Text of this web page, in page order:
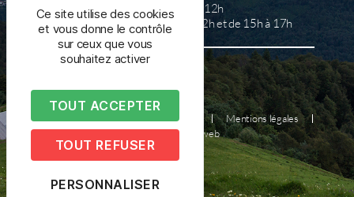
Lundi, mercredi et samedi de 8h à 12h
Mardi, jeudi et vendredi de 8h à 12h et de 15h à 17h
Nous contacter
Mentions légales
Réalisé par illicoweb
Ce site utilise des cookies
et vous donne le contrôle
sur ceux que vous
souhaitez activer
TOUT ACCEPTER
TOUT REFUSER
PERSONNALISER